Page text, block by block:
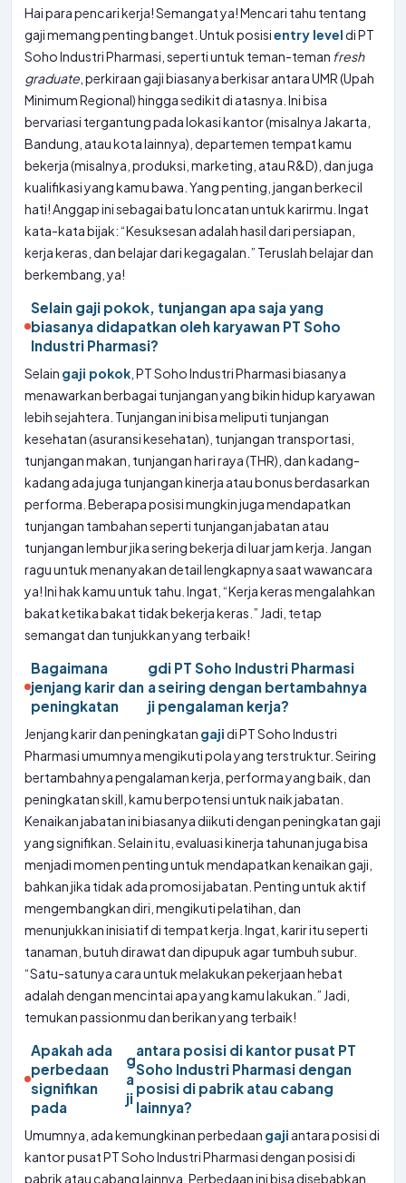
Hai para pencari kerja! Semangat ya! Mencari tahu tentang
gaji memang penting banget. Untuk posisientry leveldi PT
Soho Industri Pharmasi, seperti untuk teman-teman fresh
graduate , perkiraan gaji biasanya berkisar antara UMR (Upah
Minimum Regional) hingga sedikit di atasnya. Ini bisa
bervariasi tergantung pada lokasi kantor (misalnya Jakarta,
Bandung, atau kota lainnya), departemen tempat kamu
bekerja (misalnya, produksi, marketing, atau R&D), dan juga
kualifikasi yang kamu bawa. Yang penting, jangan berkecil
hati! Anggap ini sebagai batu loncatan untuk karirmu. Ingat
kata-kata bijak: “Kesuksesan adalah hasil dari persiapan,
kerja keras, dan belajar dari kegagalan.” Teruslah belajar dan
berkembang, ya!
Selain gaji pokok, tunjangan apa saja yang
biasanya didapatkan oleh karyawan PT Soho
Industri Pharmasi?
Selain gaji pokok , PT Soho Industri Pharmasi biasanya
menawarkan berbagai tunjangan yang bikin hidup karyawan
lebih sejahtera. Tunjangan ini bisa meliputi tunjangan
kesehatan (asuransi kesehatan), tunjangan transportasi,
tunjangan makan, tunjangan hari raya (THR), dan kadang-
kadang ada juga tunjangan kinerja atau bonus berdasarkan
performa. Beberapa posisi mungkin juga mendapatkan
tunjangan tambahan seperti tunjangan jabatan atau
tunjangan lembur jika sering bekerja di luar jam kerja. Jangan
ragu untuk menanyakan detail lengkapnya saat wawancara
ya! Ini hak kamu untuk tahu. Ingat, “Kerja keras mengalahkan
bakat ketika bakat tidak bekerja keras.” Jadi, tetap
semangat dan tunjukkan yang terbaik!
Bagaimana
jenjang karir dan
peningkatan
g
a
ji
di PT Soho Industri Pharmasi
seiring dengan bertambahnya
pengalaman kerja?
Jenjang karir dan peningkatan gajidi PT Soho Industri
Pharmasi umumnya mengikuti pola yang terstruktur. Seiring
bertambahnya pengalaman kerja, performa yang baik, dan
peningkatan skill, kamu berpotensi untuk naik jabatan.
Kenaikan jabatan ini biasanya diikuti dengan peningkatan gaji
yang signifikan. Selain itu, evaluasi kinerja tahunan juga bisa
menjadi momen penting untuk mendapatkan kenaikan gaji,
bahkan jika tidak ada promosi jabatan. Penting untuk aktif
mengembangkan diri, mengikuti pelatihan, dan
menunjukkan inisiatif di tempat kerja. Ingat, karir itu seperti
tanaman, butuh dirawat dan dipupuk agar tumbuh subur.
“Satu-satunya cara untuk melakukan pekerjaan hebat
adalah dengan mencintai apa yang kamu lakukan.” Jadi,
temukan passionmu dan berikan yang terbaik!
Apakah ada
perbedaan
signifikan
pada
g
a
ji
antara posisi di kantor pusat PT
Soho Industri Pharmasi dengan
posisi di pabrik atau cabang
lainnya?
Umumnya, ada kemungkinan perbedaan gaji antara posisi di
kantor pusat PT Soho Industri Pharmasi dengan posisi di
pabrik atau cabang lainnya. Perbedaan ini bisa disebabkan